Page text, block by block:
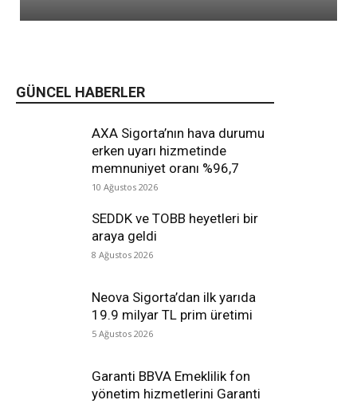
GÜNCEL HABERLER
AXA Sigorta’nın hava durumu
erken uyarı hizmetinde
memnuniyet oranı %96,7
10 Ağustos 2026
SEDDK ve TOBB heyetleri bir
araya geldi
8 Ağustos 2026
Neova Sigorta’dan ilk yarıda
19.9 milyar TL prim üretimi
5 Ağustos 2026
Garanti BBVA Emeklilik fon
yönetim hizmetlerini Garanti